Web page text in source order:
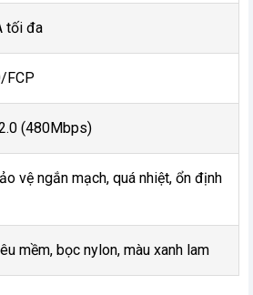
tối đa
FCP
(480Mbps)
vệ ngắn mạch, quá nhiệt, ổn định
mềm, bọc nylon, màu xanh lam